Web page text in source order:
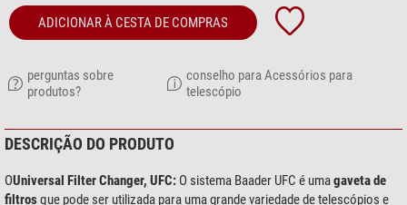
ADICIONAR À CESTA DE COMPRAS
perguntas sobre
produtos?
conselho para Acessórios para
telescópio
DESCRIÇÃO DO PRODUTO
OUniversal Filter Changer, UFC: O sistema Baader UFC é umagaveta de
filtrosque pode ser utilizada para uma grande variedade de telescópios e